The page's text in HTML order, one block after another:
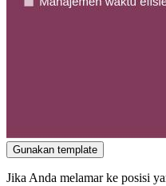
Gunakan template
Jika Anda melamar ke posisi